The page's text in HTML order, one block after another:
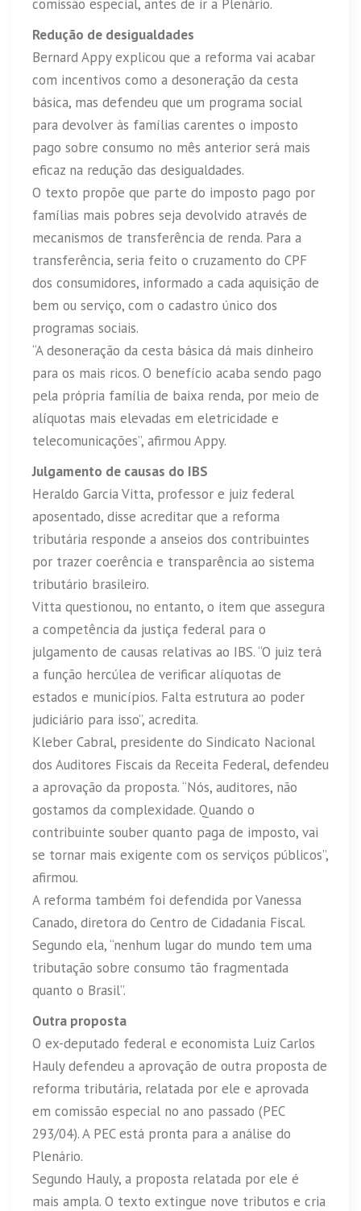
comissão especial, antes de ir a Plenário.
Redução de desigualdades
Bernard Appy explicou que a reforma vai acabar
com incentivos como a desoneração da cesta
básica, mas defendeu que um programa social
para devolver às famílias carentes o imposto
pago sobre consumo no mês anterior será mais
eficaz na redução das desigualdades.
O texto propõe que parte do imposto pago por
famílias mais pobres seja devolvido através de
mecanismos de transferência de renda. Para a
transferência, seria feito o cruzamento do CPF
dos consumidores, informado a cada aquisição de
bem ou serviço, com o cadastro único dos
programas sociais.
“A desoneração da cesta básica dá mais dinheiro
para os mais ricos. O benefício acaba sendo pago
pela própria família de baixa renda, por meio de
alíquotas mais elevadas em eletricidade e
telecomunicações”, afirmou Appy.
Julgamento de causas do IBS
Heraldo Garcia Vitta, professor e juiz federal
aposentado, disse acreditar que a reforma
tributária responde a anseios dos contribuintes
por trazer coerência e transparência ao sistema
tributário brasileiro.
Vitta questionou, no entanto, o item que assegura
a competência da justiça federal para o
julgamento de causas relativas ao IBS. “O juiz terá
a função hercúlea de verificar alíquotas de
estados e municípios. Falta estrutura ao poder
judiciário para isso”, acredita.
Kleber Cabral, presidente do Sindicato Nacional
dos Auditores Fiscais da Receita Federal, defendeu
a aprovação da proposta. “Nós, auditores, não
gostamos da complexidade. Quando o
contribuinte souber quanto paga de imposto, vai
se tornar mais exigente com os serviços públicos”,
afirmou.
A reforma também foi defendida por Vanessa
Canado, diretora do Centro de Cidadania Fiscal.
Segundo ela, “nenhum lugar do mundo tem uma
tributação sobre consumo tão fragmentada
quanto o Brasil”.
Outra proposta
O ex-deputado federal e economista Luiz Carlos
Hauly defendeu a aprovação de outra proposta de
reforma tributária, relatada por ele e aprovada
em comissão especial no ano passado (PEC
293/04). A PEC está pronta para a análise do
Plenário.
Segundo Hauly, a proposta relatada por ele é
mais ampla. O texto extingue nove tributos e cria